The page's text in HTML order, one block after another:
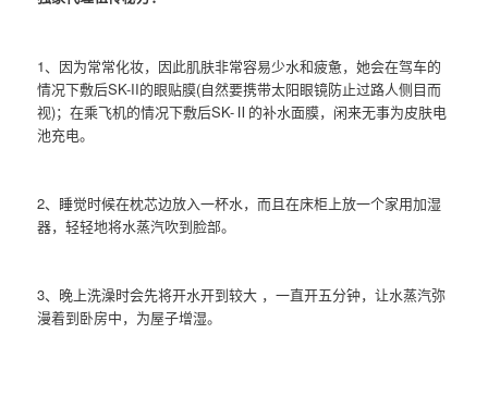
1、因为常常化妆，因此肌肤非常容易少水和疲惫，她会在驾车的
情况下敷后SK-II的眼贴膜(自然要携带太阳眼镜防止过路人侧目而
视)；在乘飞机的情况下敷后SK-Ⅱ的补水面膜，闲来无事为皮肤电
池充电。
2、睡觉时候在枕芯边放入一杯水，而且在床柜上放一个家用加湿
器，轻轻地将水蒸汽吹到脸部。
3、晚上洗澡时会先将开水开到较大 ，一直开五分钟，让水蒸汽弥
漫着到卧房中，为屋子增湿。